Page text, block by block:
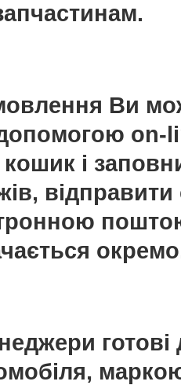
Ви
допомогою
і